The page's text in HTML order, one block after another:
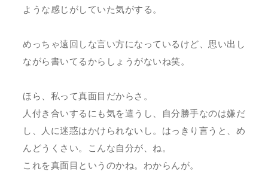
ような感じがしていた気がする。
めっちゃ遠回しな言い方になっているけど、思い出し
ながら書いてるからしょうがないね笑。
ほら、私って真面目だからさ。
人付き合いするにも気を遣うし、自分勝手なのは嫌だ
し、人に迷惑はかけられないし。はっきり言うと、め
んどうくさい。こんな自分が、ね。
これを真面目というのかね。わからんが。